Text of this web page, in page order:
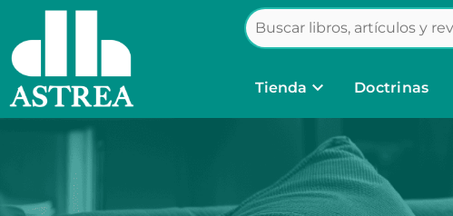
Tienda keyboard_arrow_down Doctrinas